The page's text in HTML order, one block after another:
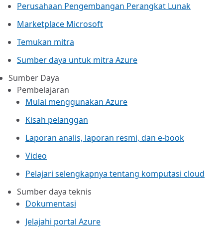
Perusahaan Pengembangan Perangkat Lunak
Marketplace Microsoft
Temukan mitra
Sumber daya untuk mitra Azure
Sumber Daya
Pembelajaran
Mulai menggunakan Azure
Kisah pelanggan
Laporan analis, laporan resmi, dan e-book
Video
Pelajari selengkapnya tentang komputasi cloud
Sumber daya teknis
Dokumentasi
Jelajahi portal Azure